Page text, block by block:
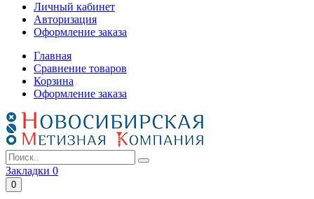
Личный кабинет
Авторизация
Оформление заказа
Главная
Сравнение товаров
Корзина
Оформление заказа
Закладки 0
0